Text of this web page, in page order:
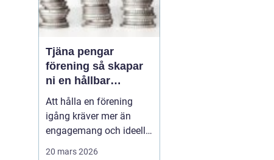
Tjäna pengar
förening så skapar
ni en hållbar
föreningskassa
Att hålla en förening
igång kräver mer än
engagemang och ideella
20 mars 2026